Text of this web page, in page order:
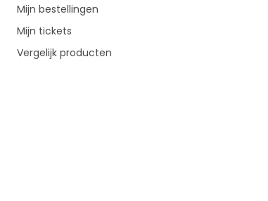
Mijn bestellingen
Mijn tickets
Vergelijk producten